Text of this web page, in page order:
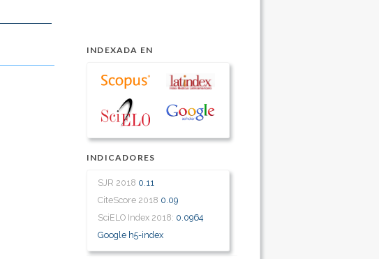
INDEXADA EN
INDICADORES
SJR 2018 0.11
CiteScore 2018 0.09
SciELO Index 2018: 0.0964
Google h5-index